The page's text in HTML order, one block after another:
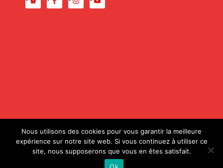
Presse Mentions légales
© 2020 ALDA – Conception :
Nous utilisons des cookies pour vous garantir la meilleure
expérience sur notre site web. Si vous continuez à utiliser ce
site, nous supposerons que vous en êtes satisfait.
Ok